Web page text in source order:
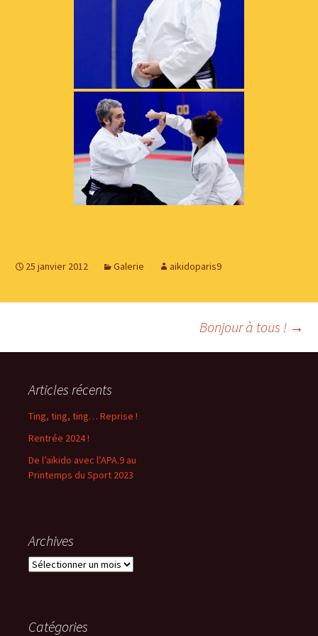
25 janvier 2012 Galerie aikidoparis9
des
articles
Bonjour à tous ! →
Articles récents
Ting, ting, ting… Reprise !
Rentrée 2024 !
De l’aïkido avec l’APA.9 au
Printemps du Sport 2023
Archives
Archives
Catégories